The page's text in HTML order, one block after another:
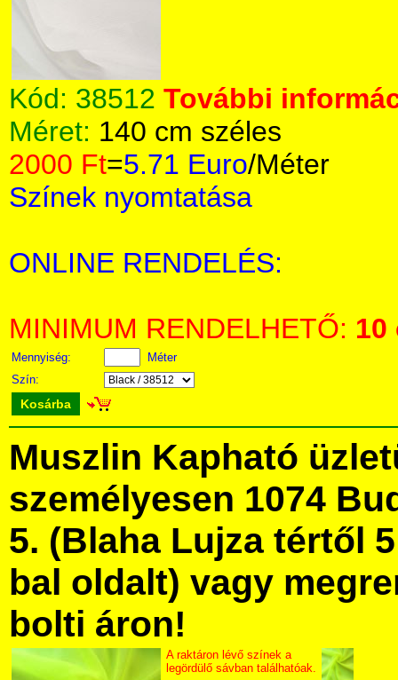
Kód: 38512 További
Méret: 140 cm széles
2000 Ft=5.71 Euro/Méter
Színek nyomtatása
ONLINE RENDELÉS:
MINIMUM RENDELHETŐ: 10
Mennyiség:
Méter
Szín:
Kosárba
Muszlin Kapható
személyesen 1074
5. (Blaha Lujza tértől
bal oldalt) vagy
bolti áron!
A raktáron lévő színek a
legördülő sávban találhatóak.